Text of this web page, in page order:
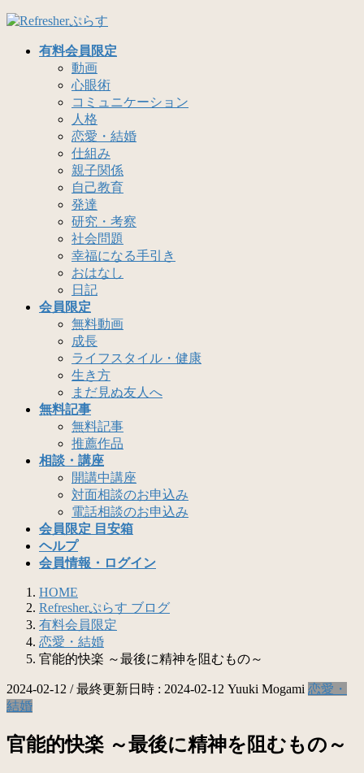
コ
ナ
有料会員限定
動画
心眼術
コミュニケーション
人格
恋愛・結婚
仕組み
親子関係
自己教育
発達
研究・考察
社会問題
幸福になる手引き
おはなし
日記
会員限定
無料動画
成長
ライフスタイル・健康
生き方
まだ見ぬ友人へ
無料記事
無料記事
推薦作品
相談・講座
開講中講座
対面相談のお申込み
電話相談のお申込み
会員限定 目安箱
ヘルプ
会員情報・ログイン
HOME
Refresherぷらす ブログ
有料会員限定
恋愛・結婚
官能的快楽 ～最後に精神を阻むもの～
2024-02-12 / 最終更新日時 : 2024-02-12 Yuuki Mogami 恋愛・
結婚
官能的快楽 ～最後に精神を阻むもの～